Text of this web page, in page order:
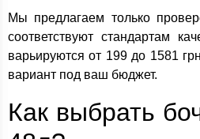
Мы предлагаем только
соответствуют стандартам
варьируются от 199 до 1581
вариант под ваш бюджет.
Как выбрать